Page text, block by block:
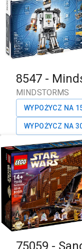
8547 -
MINDSTORMS
WYPOŻYCZ NA
WYPOŻYCZ NA
75059 -